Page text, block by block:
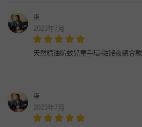
柒
2023年7月
天然精油防蚊兒童手環-骷髏夜總會款
柒
2023年7月